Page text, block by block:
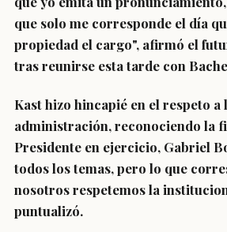
que solo me corresponde el día
propiedad el cargo", afirmó el
tras reunirse esta tarde con
Kast hizo hincapié en el respeto a
administración, reconociendo la
Presidente en ejercicio, Gabriel
todos los temas,pero lo que
nosotros respetemos la
puntualizó.